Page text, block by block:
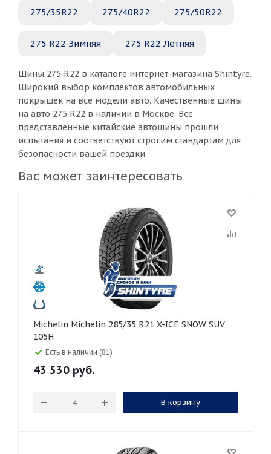
275/35R22 275/40R22 275/50R22
275 R22 Зимняя 275 R22 Летняя
Шины 275 R22 в каталоге интернет-магазина Shintyre.
Широкий выбор комплектов автомобильных
покрышек на все модели авто. Качественные шины
на авто 275 R22 в наличии в Москве. Все
представленные китайские автошины прошли
испытания и соответствуют строгим стандартам для
безопасности вашей поездки.
Вас может заинтересовать
Michelin Michelin 285/35 R21 X-ICE SNOW SUV
105H
Есть в наличии (81)
43 530 руб.
В корзину